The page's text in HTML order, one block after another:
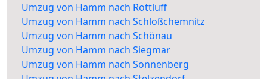
Umzug von Hamm nach Rottluff
Umzug von Hamm nach Schloßchemnitz
Umzug von Hamm nach Schönau
Umzug von Hamm nach Siegmar
Umzug von Hamm nach Sonnenberg